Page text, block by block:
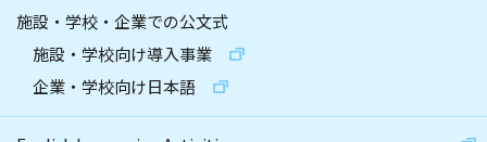
施設・学校・企業での公文式
施設・学校向け導入事業
企業・学校向け日本語